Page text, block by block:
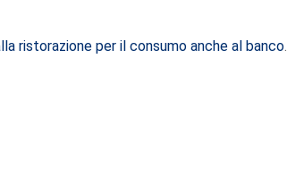
ristorazione per il consumo anche al banco.